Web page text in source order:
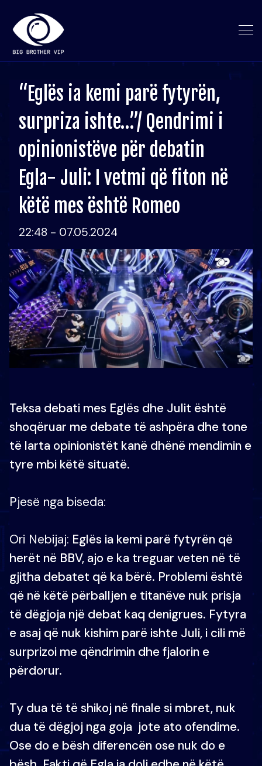
“Eglës ia kemi parë fytyrën,
surpriza ishte…”/ Qendrimi i
opinionistëve për debatin
Egla- Juli: I vetmi që fiton në
këtë mes është Romeo
22:48 - 07.05.2024
Teksa debati mes Eglës dhe Julit është
shoqëruar me debate të ashpëra dhe tone
të larta opinionistët kanë dhënë mendimin e
tyre mbi këtë situatë.
Pjesë nga biseda:
Ori Nebijaj: Eglës ia kemi parë fytyrën që
herët në BBV, ajo e ka treguar veten në të
gjitha debatet që ka bërë. Problemi është
që në këtë përballjen e titanëve nuk prisja
të dëgjoja një debat kaq denigrues. Fytyra
e asaj që nuk kishim parë ishte Juli, i cili më
surprizoi me qëndrimin dhe fjalorin e
përdorur.
Ty dua të të shikoj në finale si mbret, nuk
dua të dëgjoj nga goja jote ato ofendime.
Ose do e bësh diferencën ose nuk do e